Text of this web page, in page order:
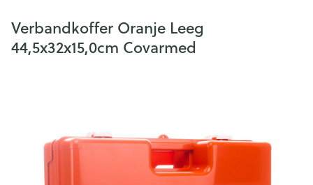
Verbandkoffer Oranje Leeg
44,5x32x15,0cm Covarmed